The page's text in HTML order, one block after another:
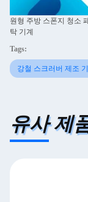
원형 주방 스폰지 청소
탁 기계
Tags:
강철 스크러버 제조 기
유사 제